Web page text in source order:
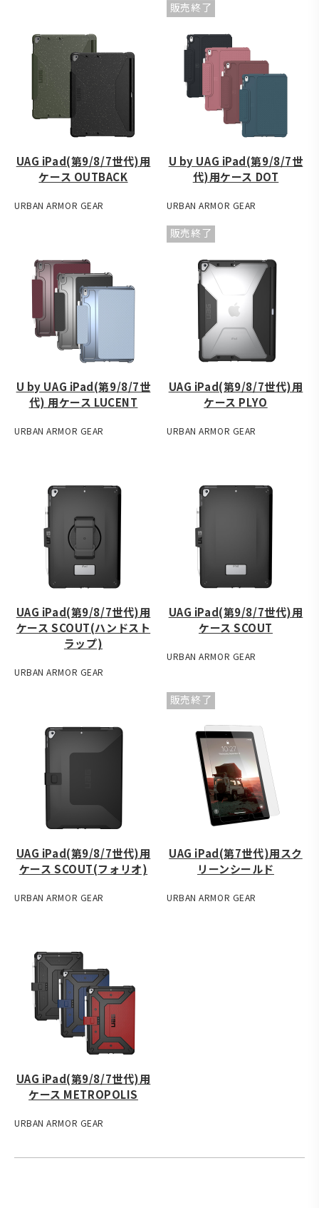
UAG iPad(第9/8/7世代)用
ケース OUTBACK
URBAN ARMOR GEAR
販売終了
U by UAG iPad(第9/8/7世
代)用ケース DOT
URBAN ARMOR GEAR
U by UAG iPad(第9/8/7世
代) 用ケース LUCENT
URBAN ARMOR GEAR
販売終了
UAG iPad(第9/8/7世代)用
ケース PLYO
URBAN ARMOR GEAR
UAG iPad(第9/8/7世代)用
ケース SCOUT(ハンドスト
ラップ)
URBAN ARMOR GEAR
UAG iPad(第9/8/7世代)用
ケース SCOUT
URBAN ARMOR GEAR
UAG iPad(第9/8/7世代)用
ケース SCOUT(フォリオ)
URBAN ARMOR GEAR
販売終了
UAG iPad(第7世代)用スク
リーンシールド
URBAN ARMOR GEAR
UAG iPad(第9/8/7世代)用
ケース METROPOLIS
URBAN ARMOR GEAR